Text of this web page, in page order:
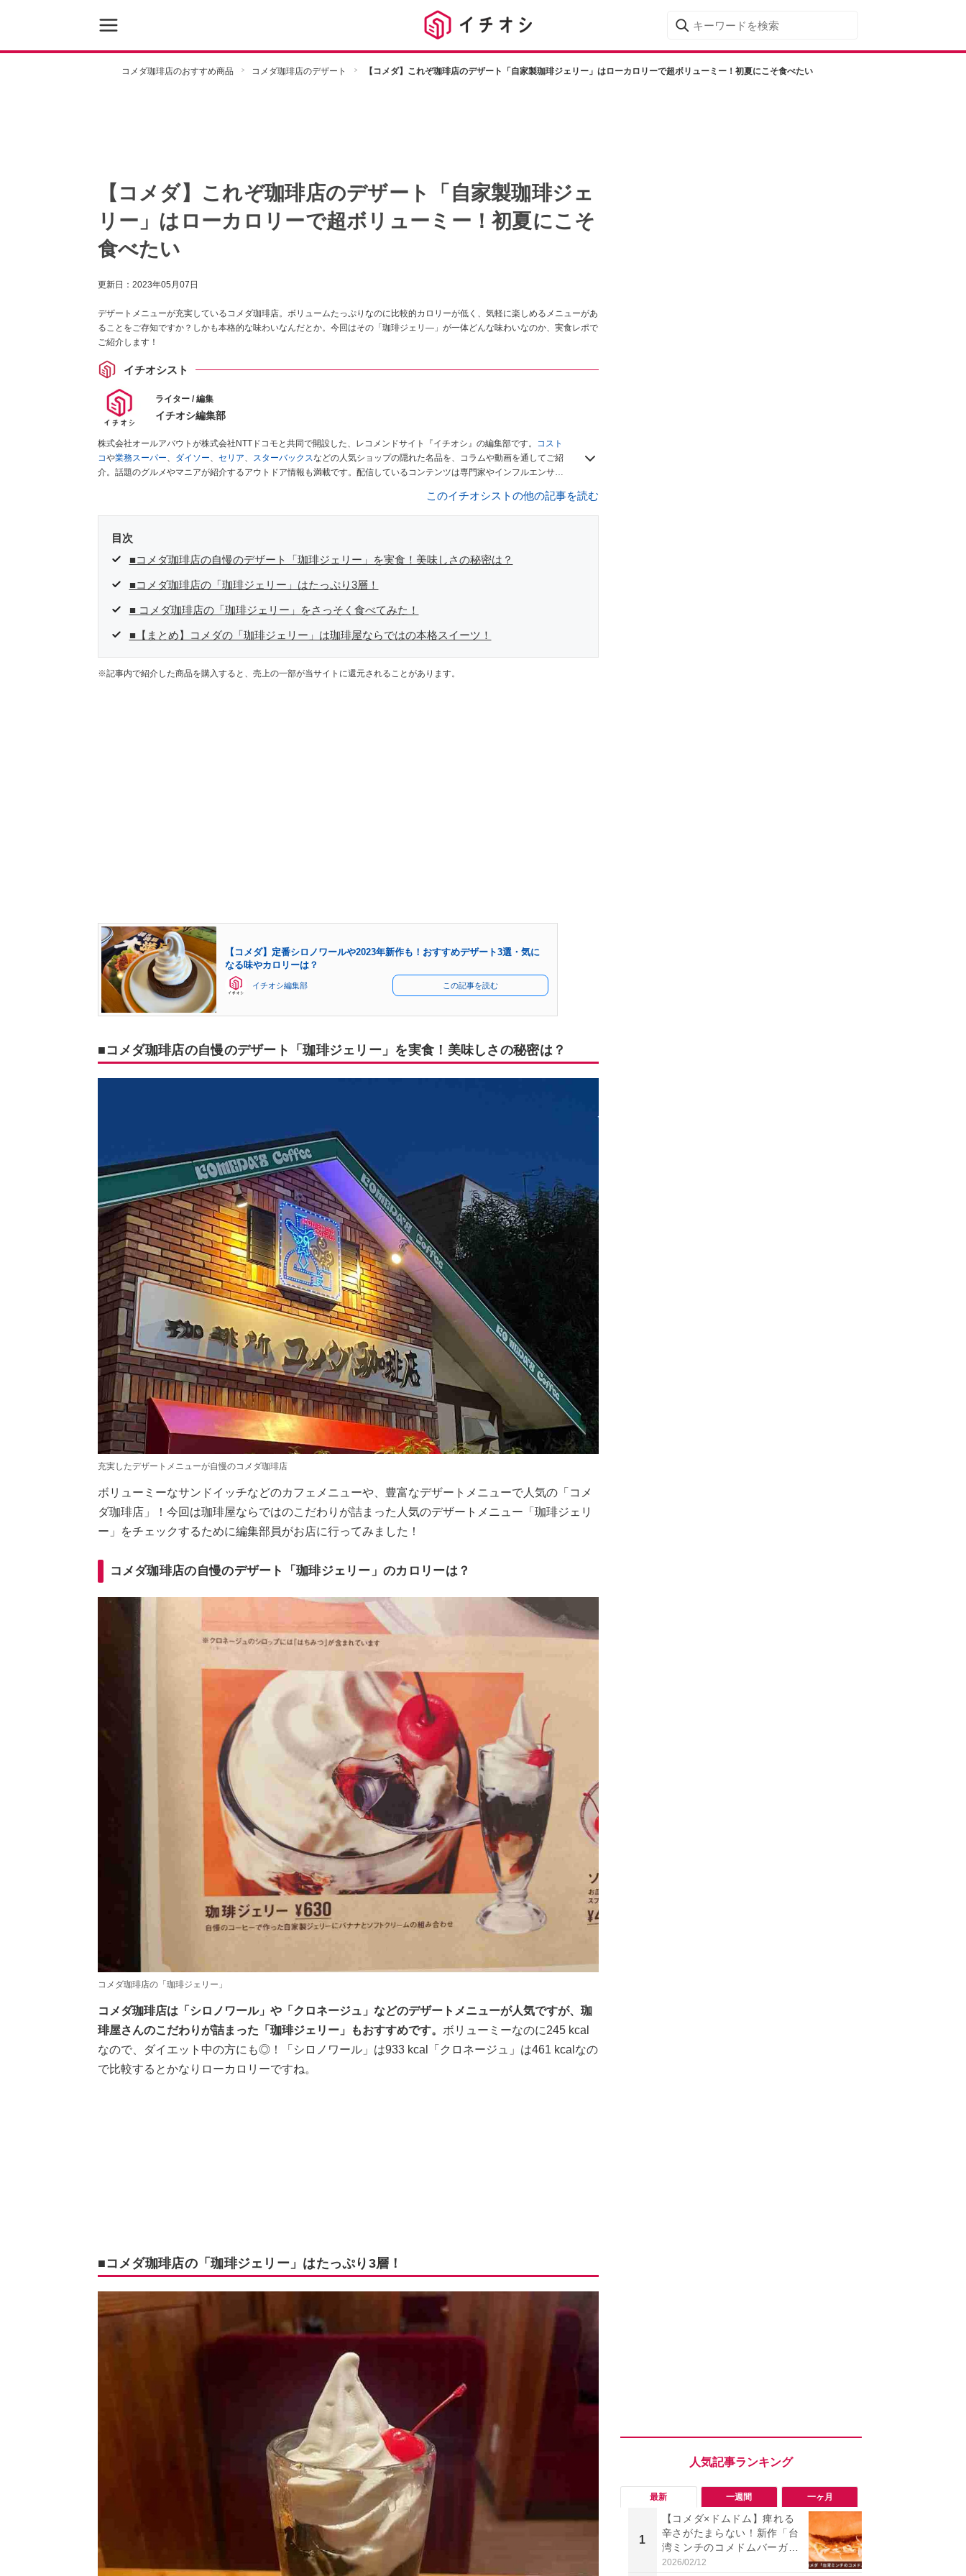
コメダ珈琲店のおすすめ商品 コメダ珈琲店のデザート 【コメダ】これぞ珈琲店のデザート「自家製珈琲ジェリー」はローカロリーで超ボリューミー！初夏にこそ食べたい
【コメダ】これぞ珈琲店のデザート「自家製珈琲ジェ
リー」はローカロリーで超ボリューミー！初夏にこそ
食べたい
更新日： 2023年05月07日
デザートメニューが充実しているコメダ珈琲店。ボリュームたっぷりなのに比較的カロリーが低く、気軽に楽しめるメニューがあ
ることをご存知ですか？しかも本格的な味わいなんだとか。今回はその「珈琲ジェリ―」が一体どんな味わいなのか、実食レポで
ご紹介します！
イチオシスト
ライター / 編集
イチオシ編集部
株式会社オールアバウトが株式会社NTTドコモと共同で開設した、レコメンドサイト『イチオシ』の編集部です。
コスト
コや業務スーパー、 ダイソー、 セリア、 スターバックスなどの人気ショップの隠れた名品を、コラムや動画を通してご紹
介。話題のグルメやマニアが紹介するアウトドア情報も満載です。配信しているコンテンツは専門家やインフルエンサー
このイチオシストの他の記事を読む
目次
■コメダ珈琲店の自慢のデザート「珈琲ジェリー」を実食！美味しさの秘密は？
■コメダ珈琲店の「珈琲ジェリー」はたっぷり3層！
■ コメダ珈琲店の「珈琲ジェリー」をさっそく食べてみた！
■【まとめ】コメダの「珈琲ジェリー」は珈琲屋ならではの本格スイーツ！
※記事内で紹介した商品を購入すると、売上の一部が当サイトに還元されることがあります。
【コメダ】定番シロノワールや2023年新作も！おすすめデザート3選・気に
なる味やカロリーは？
イチオシ編集部 この記事を読む
■コメダ珈琲店の自慢のデザート「珈琲ジェリー」を実食！美味しさの秘密は？
充実したデザートメニューが自慢のコメダ珈琲店
ボリューミーなサンドイッチなどのカフェメニューや、豊富なデザートメニューで人気の「コメ
ダ珈琲店」！今回は珈琲屋ならではのこだわりが詰まった人気のデザートメニュー「珈琲ジェリ
ー」をチェックするために編集部員がお店に行ってみました！
コメダ珈琲店の自慢のデザート「珈琲ジェリー」のカロリーは？
コメダ珈琲店の「珈琲ジェリー」
コメダ珈琲店は「シロノワール」や「クロネージュ」などのデザートメニューが人気ですが、珈
琲屋さんのこだわりが詰まった「珈琲ジェリー」もおすすめです。 ボリューミーなのに245 kcal
なので、ダイエット中の方にも◎！「シロノワール」は933 kcal「クロネージュ」は461 kcalなの
で比較するとかなりローカロリーですね。
■コメダ珈琲店の「珈琲ジェリー」はたっぷり3層！
最新 一週間 一ヶ月
1
【コメダ×ドムドム】痺れる
辛さがたまらない！新作「台
湾ミンチのコメドムバーガ
ー」が絶品すぎ
2026/02/12